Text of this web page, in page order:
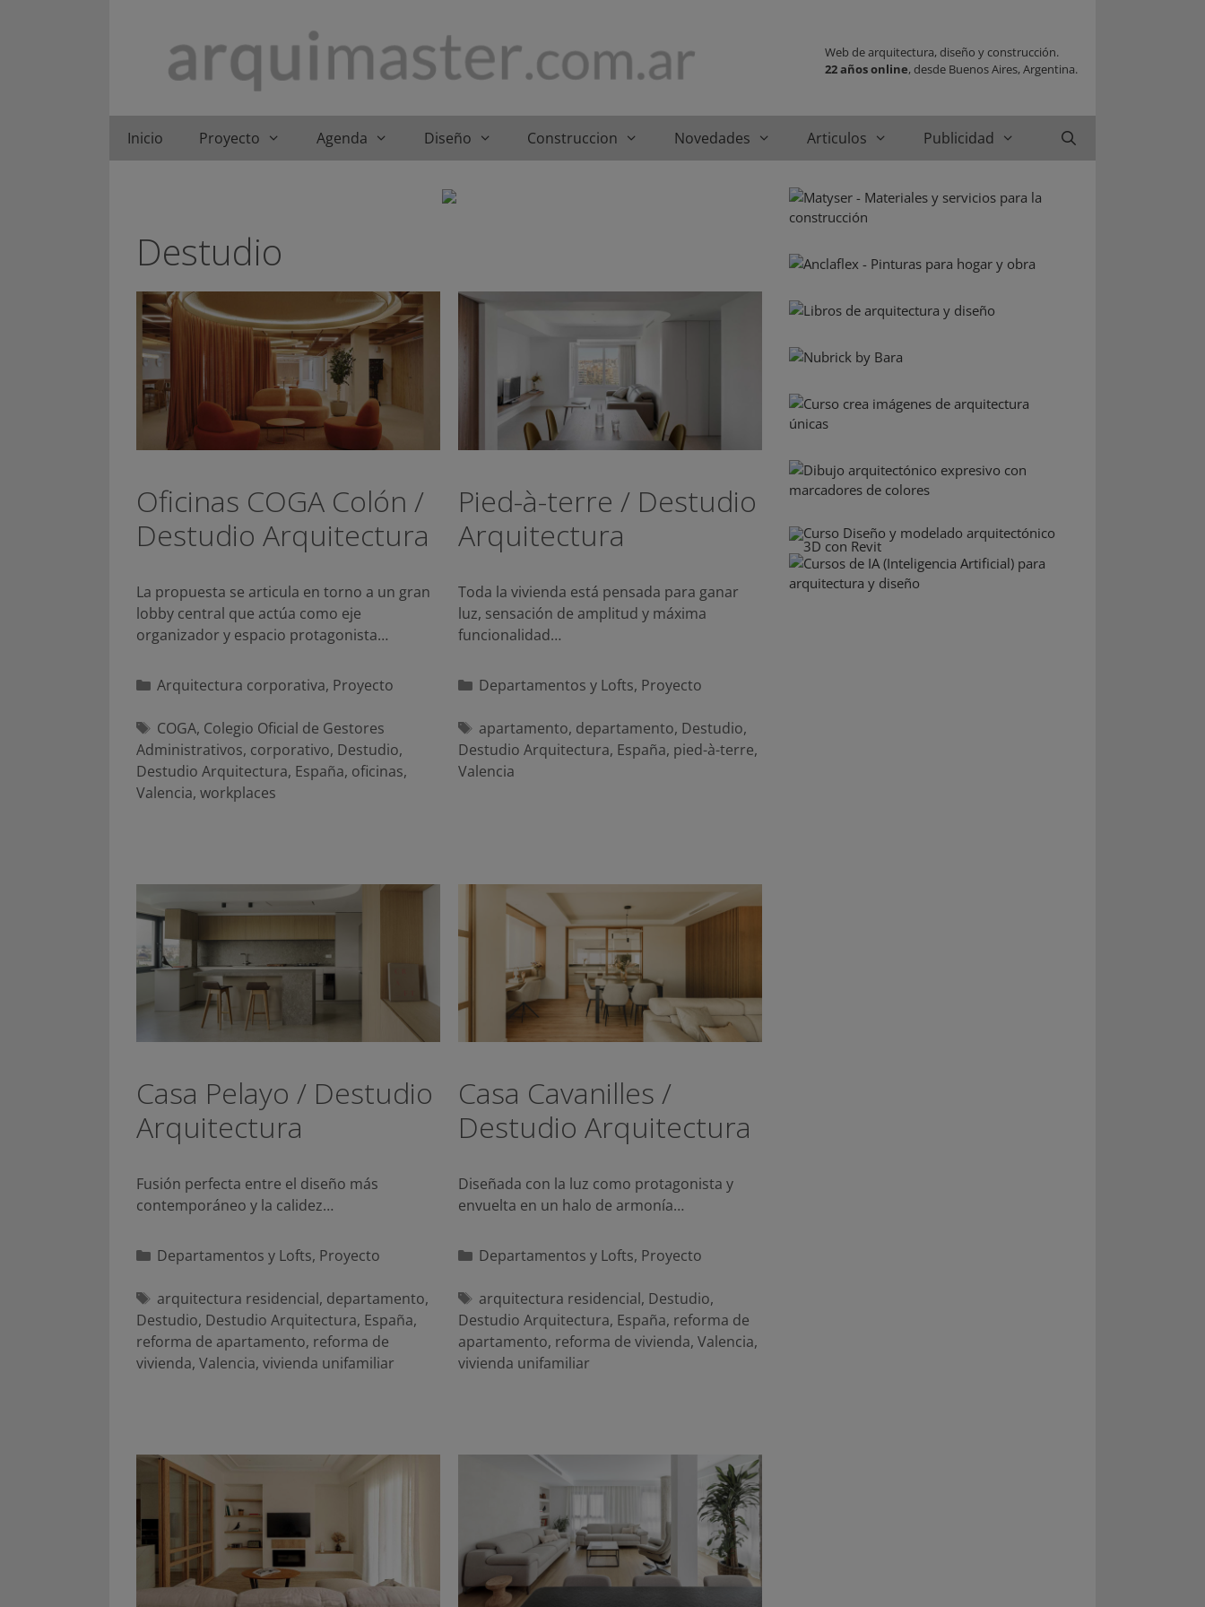
Web de arquitectura, diseño y construcción.
22 años online, desde Buenos Aires, Argentina.
Inicio Proyecto Agenda Diseño Construccion Novedades Articulos Publicidad
Destudio
Oficinas COGA Colón /
Destudio Arquitectura
La propuesta se articula en torno a un gran
lobby central que actúa como eje
organizador y espacio protagonista…
Categorías
Arquitectura corporativa, Proyecto
Etiquetas
COGA, Colegio Oficial de Gestores
Administrativos, corporativo, Destudio,
Destudio Arquitectura, España, oficinas,
Valencia, workplaces
Pied-à-terre / Destudio
Arquitectura
Toda la vivienda está pensada para ganar
luz, sensación de amplitud y máxima
funcionalidad…
Categorías
Departamentos y Lofts, Proyecto
Etiquetas
apartamento, departamento, Destudio,
Destudio Arquitectura, España, pied-à-terre,
Valencia
Casa Pelayo / Destudio
Arquitectura
Fusión perfecta entre el diseño más
contemporáneo y la calidez…
Categorías
Departamentos y Lofts, Proyecto
Etiquetas
arquitectura residencial, departamento,
Destudio, Destudio Arquitectura, España,
reforma de apartamento, reforma de
vivienda, Valencia, vivienda unifamiliar
Casa Cavanilles /
Destudio Arquitectura
Diseñada con la luz como protagonista y
envuelta en un halo de armonía…
Categorías
Departamentos y Lofts, Proyecto
Etiquetas
arquitectura residencial, Destudio,
Destudio Arquitectura, España, reforma de
apartamento, reforma de vivienda, Valencia,
vivienda unifamiliar